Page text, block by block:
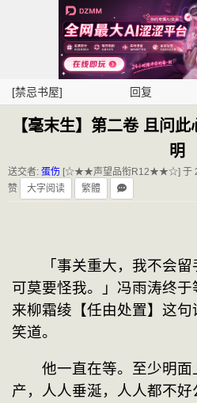
[禁忌书屋] 回复
【毫末生】第二卷 且问
明
送交者: 蛋伤 [☆★★声望品衔R12★★☆] 于
赞
大字阅读 繁體
第三章：
「事关重大，我不会留
可莫要怪我。」冯雨涛终于
来柳霜绫【任由处置】这
笑道。
他一直在等。至少明面
产，人人垂涎，人人都不好